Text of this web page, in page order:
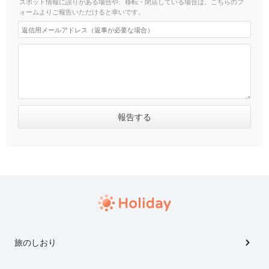
ォームよりご報告いただけると幸いです。
旅のしおり